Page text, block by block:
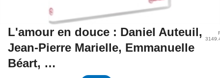
L'amour en douce : Daniel Auteuil,
Jean-Pierre Marielle, Emmanuelle
Béart, …